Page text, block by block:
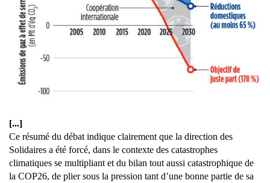
[...]
Ce résumé du débat indique clairement que la direction des
Solidaires a été forcé, dans le contexte des catastrophes
climatiques se multipliant et du bilan tout aussi catastrophique de
la COP26, de plier sous la pression tant d’une bonne partie de sa